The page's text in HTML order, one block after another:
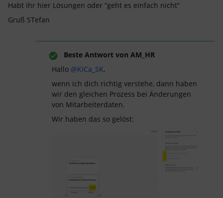
Habt ihr hier Lösungen oder “geht es einfach nicht”
Gruß STefan
Beste Antwort von AM_HR
Hallo ​ @KiCa_SK,
wenn ich dich richtig verstehe, dann haben
wir den gleichen Prozess bei Änderungen
von Mitarbeiterdaten.
Wir haben das so gelöst: